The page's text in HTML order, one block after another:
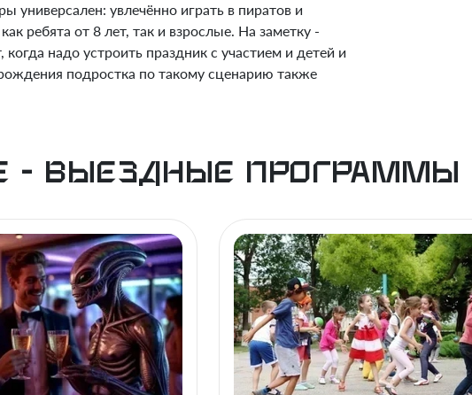
универсален: увлечённо играть в пиратов и
ребята от 8 лет, так и взрослые. На заметку -
когда надо устроить праздник с участием и детей и
подростка по такому сценарию также
- Выездные программы